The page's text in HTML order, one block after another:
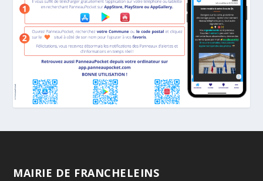
MAIRIE DE FRANCHELEINS